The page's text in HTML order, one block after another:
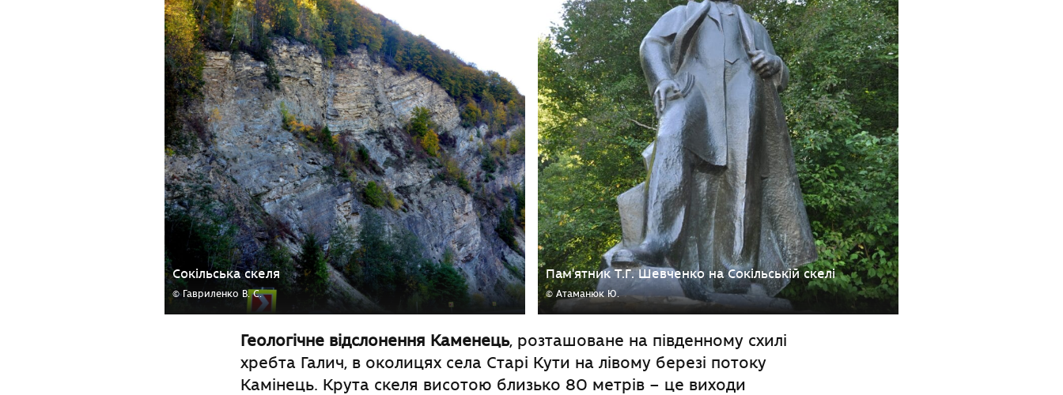
Сокільська скеля
© Гавриленко В. С.
Пам'ятник Т.Г. Шевченко на Сокільській скелі
© Атаманюк Ю.
Геологічне відслонення Каменець, розташоване на південному схилі
хребта Галич, в околицях села Старі Кути на лівому березі потоку
Камінець. Крута скеля висотою близько 80 метрів – це виходи